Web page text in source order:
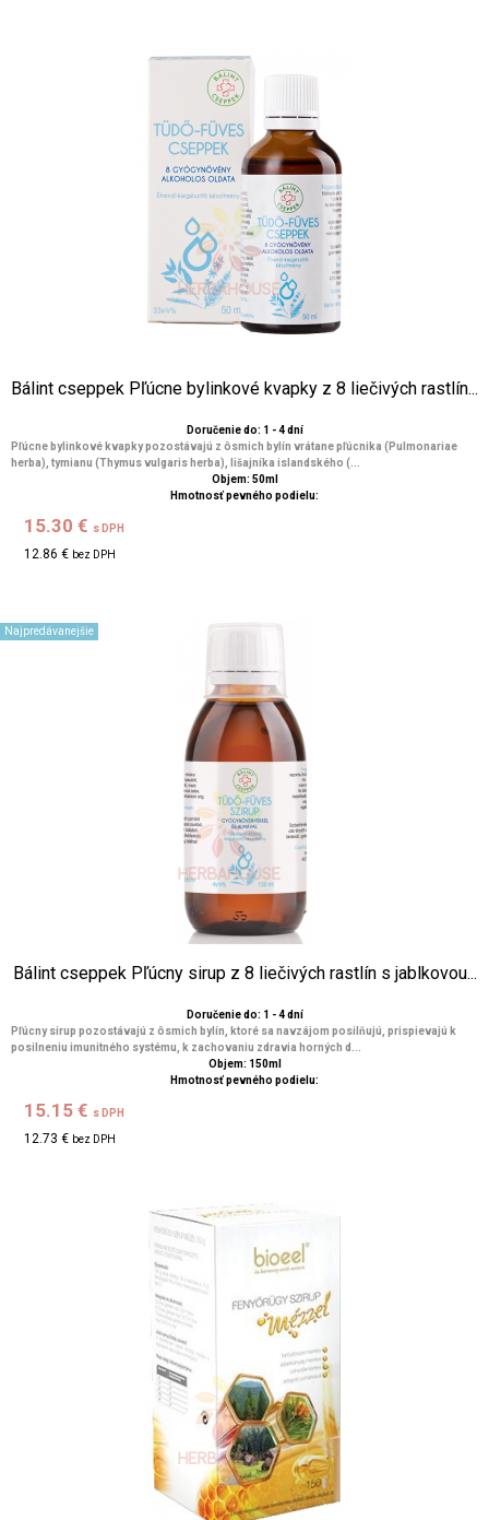
Bálint cseppek Pľúcne bylinkové kvapky z 8 liečivých rastlín...
Doručenie do: 1 - 4 dní
Pľúcne bylinkové kvapky pozostávajú z ôsmich bylín vrátane pľúcnika (Pulmonariae
herba), tymianu (Thymus vulgaris herba), lišajníka islandského (...
Objem: 50ml
Hmotnosť pevného podielu:
15.30 € s DPH
12.86 € bez DPH
Najpredávanejšie
Bálint cseppek Pľúcny sirup z 8 liečivých rastlín s jablkovou...
Doručenie do: 1 - 4 dní
Pľúcny sirup pozostávajú z ôsmich bylín, ktoré sa navzájom posilňujú, prispievajú k
posilneniu imunitného systému, k zachovaniu zdravia horných d...
Objem: 150ml
Hmotnosť pevného podielu:
15.15 € s DPH
12.73 € bez DPH